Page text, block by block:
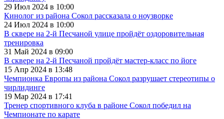
29 Июл 2024 в 10:00
Кинолог из района Сокол рассказала о ноузворке
24 Июл 2024 в 10:00
В сквере на 2-й Песчаной улице пройдёт оздоровительная
тренировка
31 Май 2024 в 09:00
В сквере на 2-й Песчаной пройдёт мастер-класс по йоге
15 Апр 2024 в 13:48
Чемпионка Европы из района Сокол разрушает стереотипы о
чирлидинге
19 Мар 2024 в 17:41
Тренер спортивного клуба в районе Сокол победил на
Чемпионате по карате